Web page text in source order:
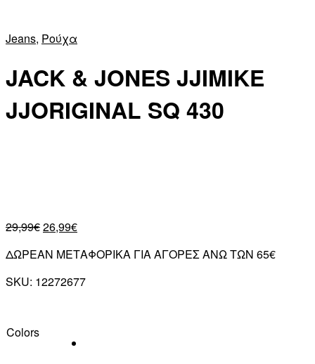
Jeans, Ρούχα
JACK & JONES JJIMIKE
JJORIGINAL SQ 430
29,99€26,99€
ΔΩΡΕΑΝ ΜΕΤΑΦΟΡΙΚΑ ΓΙΑ ΑΓΟΡΕΣ ΑΝΩ ΤΩΝ 65€
SKU: 12272677
Colors